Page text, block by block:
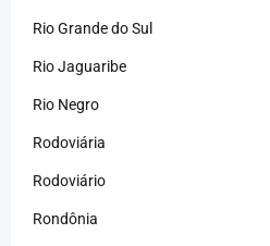
Rio Grande do Sul
Rio Jaguaribe
Rio Negro
Rodoviária
Rodoviário
Rondônia